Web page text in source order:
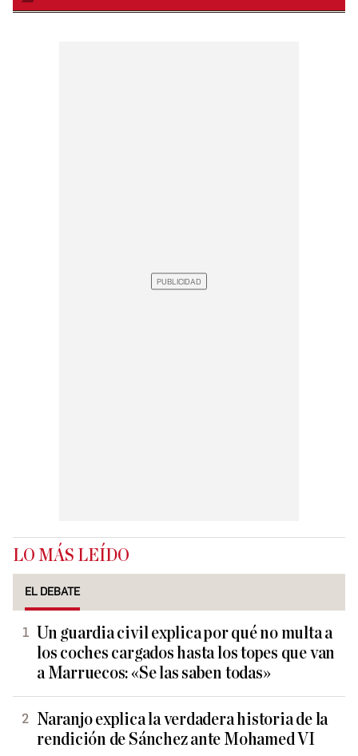
LO MÁS LEÍDO
EL DEBATE
Un guardia civil explica por qué no multa a
los coches cargados hasta los topes que van
a Marruecos: «Se las saben todas»
Naranjo explica la verdadera historia de la
rendición de Sánchez ante Mohamed VI